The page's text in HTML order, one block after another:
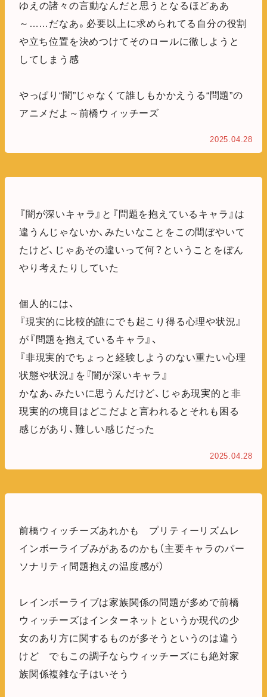
ゆえの諸々の言動なんだと思うとなるほどああ
～……だなあ。必要以上に求められてる自分の役割
や立ち位置を決めつけてそのロールに徹しようと
してしまう感
やっぱり“闇”じゃなくて誰しもかかえうる“問題”の
アニメだよ～前橋ウィッチーズ
2025.04.28
『闇が深いキャラ』と『問題を抱えているキャラ』は
違うんじゃないか、みたいなことをこの間ぼやいて
たけど、じゃあその違いって何？ということをぼん
やり考えたりしていた
個人的には、
『現実的に比較的誰にでも起こり得る心理や状況』
が『問題を抱えているキャラ』、
『非現実的でちょっと経験しようのない重たい心理
状態や状況』を『闇が深いキャラ』
かなあ、みたいに思うんだけど、じゃあ現実的と非
現実的の境目はどこだよと言われるとそれも困る
感じがあり、難しい感じだった
2025.04.28
前橋ウィッチーズあれかも プリティーリズムレ
インボーライブみがあるのかも（主要キャラのパー
ソナリティ問題抱えの温度感が）
レインボーライブは家族関係の問題が多めで前橋
ウィッチーズはインターネットというか現代の少
女のあり方に関するものが多そうというのは違う
けど でもこの調子ならウィッチーズにも絶対家
族関係複雑な子はいそう